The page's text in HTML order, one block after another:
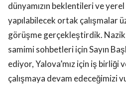
dünyamızın beklentileri ve
yapılabilecek ortak çalışmalar
görüşme gerçekleştirdik.
samimi sohbetleri için Sayın
ediyor, Yalova’mız için iş birliği
çalışmaya devam edeceğimizi